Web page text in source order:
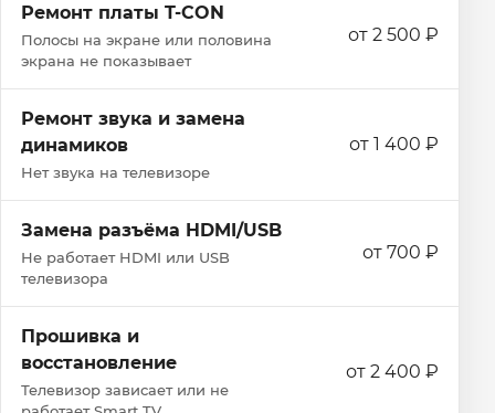
Ремонт платы T-CON
Полосы на экране или половина
экрана не показывает
от 2 500 ₽
Ремонт звука и замена
динамиков
Нет звука на телевизоре
от 1 400 ₽
Замена разъёма HDMI/USB
Не работает HDMI или USB
телевизора
от 700 ₽
Прошивка и
восстановление
Телевизор зависает или не
от 2 400 ₽